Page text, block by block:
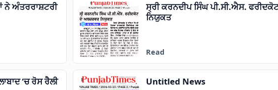
ਨੇ ਅੰਤਰਰਾਸ਼ਟਰੀ
ਸ੍ਰੀ ਕਰਨਦੀਪ ਸਿੰਘ ਪੀ.ਸੀ.ਐਸ.
ਨਿਯੁਕਤ
Read
‘ਚ ਰੋਸ ਰੈਲੀ Untitled News